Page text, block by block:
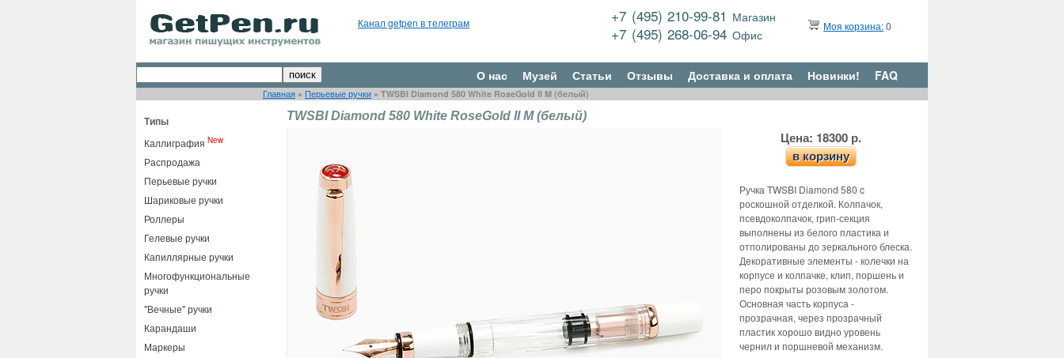
Канал getpen в телеграм +7 (495) 210-99-81 Магазин
+7 (495) 268-06-94Офис
Моя корзина:0
О нас Музей Статьи Отзывы Доставка и оплата Новинки! FAQ
Главная » Перьевые ручки » TWSBI Diamond 580 White RoseGold II M (белый)
Типы
Каллиграфия New
Распродажа
Перьевые ручки
Шариковые ручки
Роллеры
Гелевые ручки
Капиллярные ручки
Многофункциональные
ручки
"Вечные" ручки
Карандаши
Маркеры
TWSBI Diamond 580 White RoseGold II M (белый)
Цена: 18300 р.
в корзину
Ручка TWSBI Diamond 580 c
роскошной отделкой. Колпачок,
псевдоколпачок, грип-секция
выполнены из белого пластика и
отполированы до зеркального блеска.
Декоративные элементы - колечки на
корпусе и колпачке, клип, поршень и
перо покрыты розовым золотом.
Основная часть корпуса -
прозрачная, через прозрачный
пластик хорошо видно уровень
чернил и поршневой механизм.